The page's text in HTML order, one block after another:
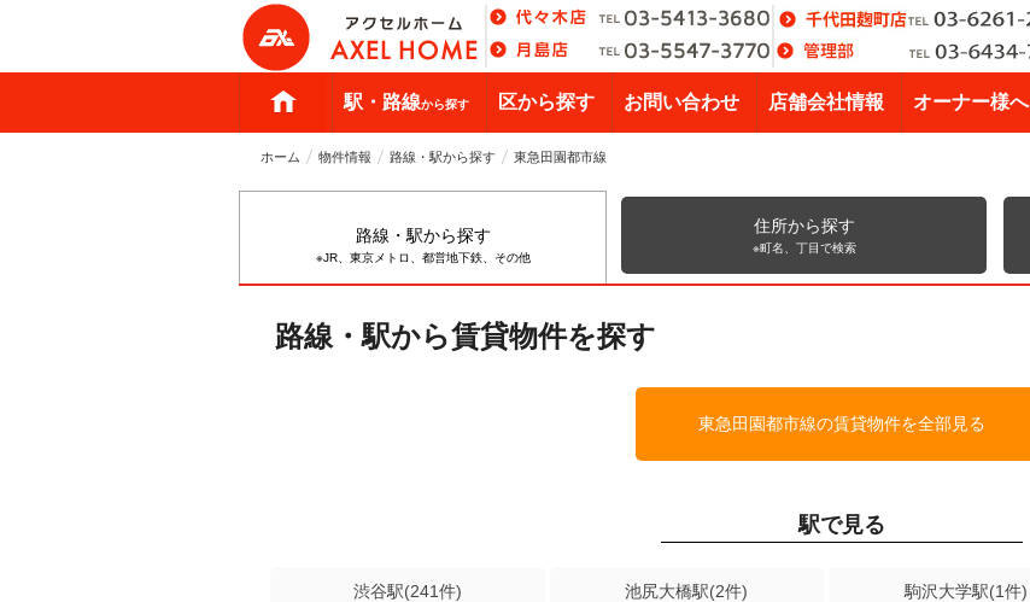
駅・路線から探す 区から探す お問い合わせ 店舗会社情報 オーナー様へ
ホーム 物件情報 路線・駅から探す 東急田園都市線
路線・駅から探す
※JR、東京メトロ、都営地下鉄、その他
住所から探す
※町名、丁目で検索
路線・駅から賃貸物件を探す
東急田園都市線の賃貸物件を全部見る
駅で見る
渋谷駅(241件) 池尻大橋駅(2件) 駒沢大学駅(1件)